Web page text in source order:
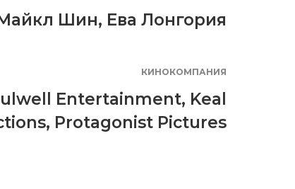
Шин, Ева Лонгория
КИНОКОМПАНИЯ
Entertainment, Keal
, Protagonist Pictures